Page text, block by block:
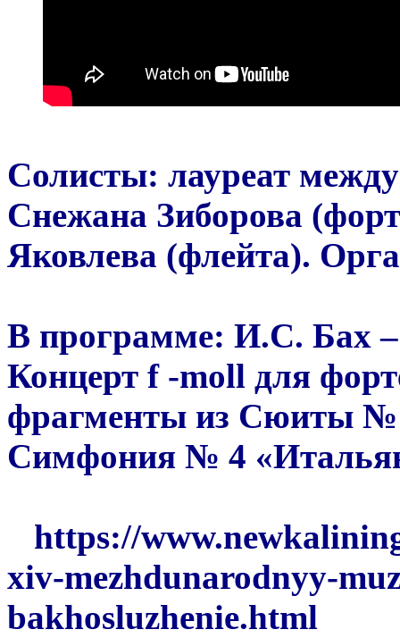
Солисты: лауреат
Снежана Зиборова
Яковлева (флейта).
В программе: И.С. Бах
Концерт f -moll для
фрагменты из Сюиты №
Симфония № 4
https://
xiv-mezhdunarodnyy-
bakhosluzhenie.html